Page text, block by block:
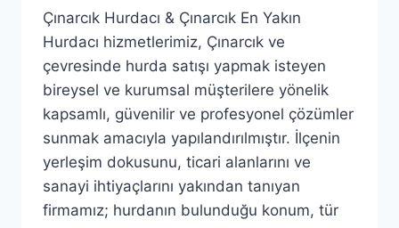
Çınarcık Hurdacı & Çınarcık En Yakın
Hurdacı hizmetlerimiz, Çınarcık ve
çevresinde hurda satışı yapmak isteyen
bireysel ve kurumsal müşterilere yönelik
kapsamlı, güvenilir ve profesyonel çözümler
sunmak amacıyla yapılandırılmıştır. İlçenin
yerleşim dokusunu, ticari alanlarını ve
sanayi ihtiyaçlarını yakından tanıyan
firmamız; hurdanın bulunduğu konum, tür